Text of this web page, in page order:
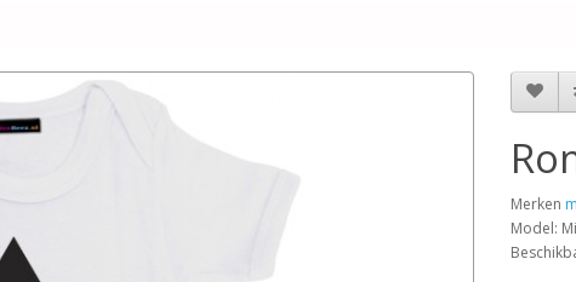
Merken
Model: